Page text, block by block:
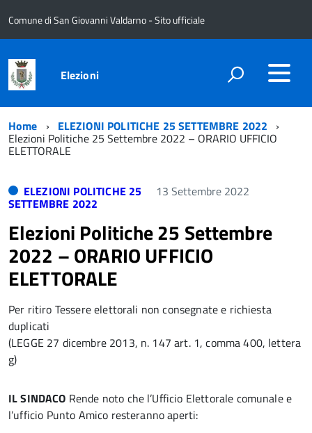
Comune di San Giovanni Valdarno - Sito ufficiale
Elezioni
Home ELEZIONI POLITICHE 25 SETTEMBRE 2022
Elezioni Politiche 25 Settembre 2022 – ORARIO UFFICIO
ELETTORALE
ELEZIONI POLITICHE 25
SETTEMBRE 2022
13 Settembre 2022
Elezioni Politiche 25 Settembre
2022 – ORARIO UFFICIO
ELETTORALE
Per ritiro Tessere elettorali non consegnate e richiesta
duplicati
(LEGGE 27 dicembre 2013, n. 147 art. 1, comma 400, lettera
g)
IL SINDACO Rende noto che l’Ufficio Elettorale comunale e
l’ufficio Punto Amico resteranno aperti: